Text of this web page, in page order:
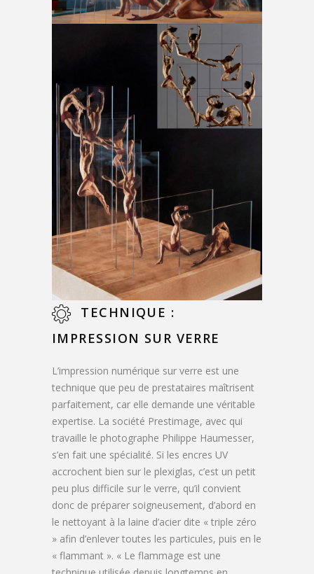
TECHNIQUE :
IMPRESSION SUR VERRE
L’impression numérique sur verre est une
technique que peu de prestataires maîtrisent
parfaitement, car elle demande une véritable
expertise. La société Prestimage, avec qui
travaille le photographe Philippe Haumesser,
s’en fait une spécialité. Si les encres UV
accrochent bien sur le plexiglas, c’est un petit
peu plus difficile sur le verre, qu’il convient
donc de préparer soigneusement, d’abord en
le nettoyant à la laine d’acier dite « triple zéro
» afin d’enlever toutes les particules, puis en le
« flammant ». « Le flammage est une